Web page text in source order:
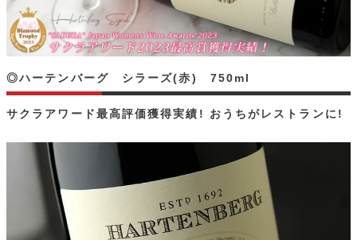
サクラアワード最高評価獲得実績! おうちがレストランに!
◎ハーテンバーグ シラーズ(赤) 750ml